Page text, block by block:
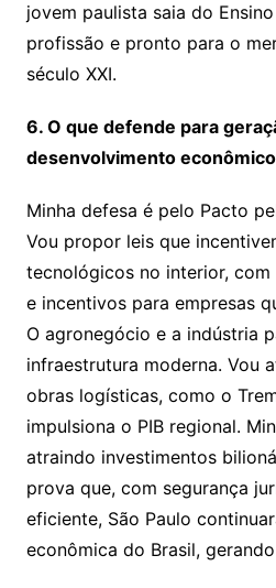
jovem paulista saia do
profissão e pronto para o
século XXI.
6. O que defende para
desenvolvimento
Minha defesa é pelo Pacto
Vou propor leis que
tecnológicos no interior,
e incentivos para empresas
O agronegócio e a indústria
infraestrutura moderna. Vou
obras logísticas, como o
impulsiona o PIB regional.
atraindo investimentos
prova que, com segurança
eficiente, São Paulo
econômica do Brasil,